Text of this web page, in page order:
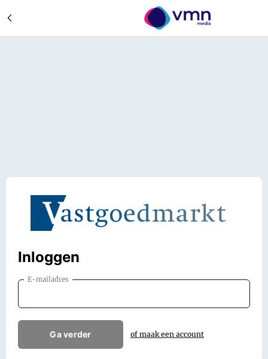
Inloggen
E-mailadres
Ga verder of maak een account